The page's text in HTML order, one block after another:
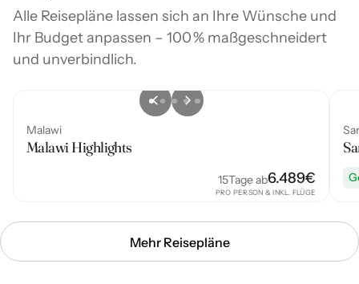
Alle Reisepläne lassen sich an Ihre Wünsche und
Ihr Budget anpassen – 100 % maßgeschneidert
und unverbindlich.
Malawi
Malawi Highlights
15Tage ab6.489€
PRO PERSON & INKL. FLÜGE
Mehr Reisepläne